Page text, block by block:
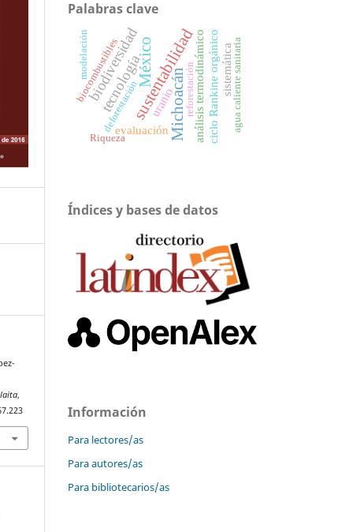
,
Palabras clave
sustentabilidad
Michoacán
México
biodiversidad
tecnología análisis termodinámicociclo Rankine orgánico
evaluación
sistemática
uranio
deforestación
biocombustibles agua caliente sanitaria
reforestación
modelación
Riqueza
Índices y bases de datos
Información
Para lectores/as
Para autores/as
Para bibliotecarios/as